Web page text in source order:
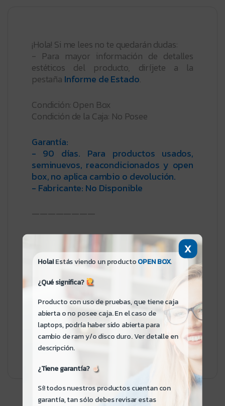
¡Hola! Si me lees no te quedarán dudas:
- Para mayor información de detalles
estéticos del producto, diríjete a la
pestaña Informe de Estado.
Condición: Open Box
Condición de la Caja: No Posee
Garantía:
- 90 días. Para productos usados,
seminuevos, reacondicionados y open
box, no aplica cambio o devolución.
- Fabricante: No Disponible
————————
SKU: 3199X449123605 Categoría:
Mochilas
Etiquetas:
Normal Open Box Vendido
X
Hola!Estás viendo un productoOPEN BOX.
¿Qué significa?
Producto con uso de pruebas, que tiene caja
abierta o no posee caja. En el caso de
laptops, podría haber sido abierta para
cambio de ram y/o disco duro. Ver detalle en
descripción.
¿Tiene garantía?
Sí! todos nuestros productos cuentan con
garantía, tan sólo debes revisar estas